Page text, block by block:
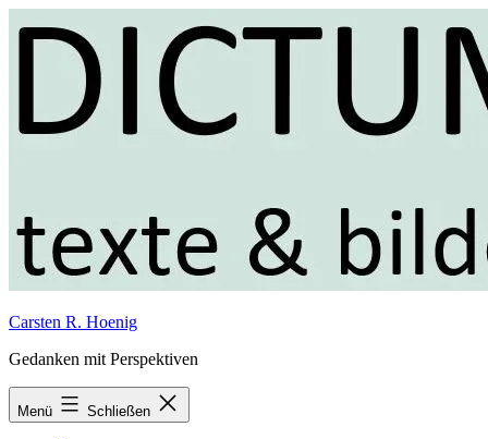
Inhalt
Carsten R. Hoenig
Gedanken mit Perspektiven
Menü Schließen